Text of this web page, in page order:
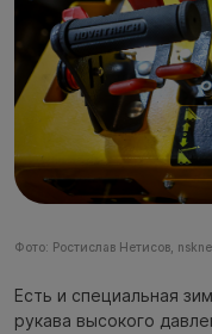
Фото: Ростислав Нетисов,
Есть и специальная
рукава высокого